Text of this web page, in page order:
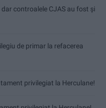
controalele CJAS au fost și
de primar la refacerea
privilegiat la Herculane!